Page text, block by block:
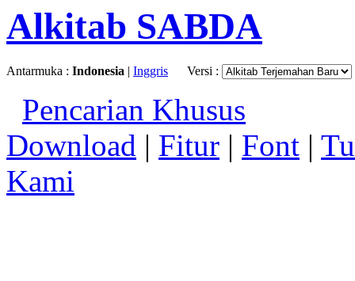
Alkitab SABDA
Antarmuka : Indonesia | Inggris Versi :
Pencarian Khusus
Download | Fitur | Font |
Kami